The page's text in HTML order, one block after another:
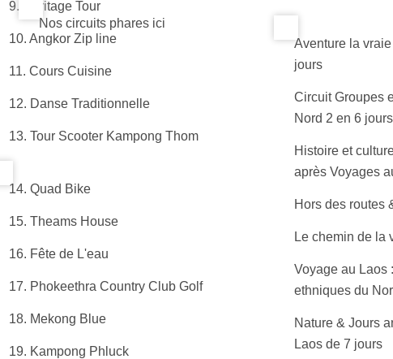
9. Héritage Tour
10. Angkor Zip line
11. Cours Cuisine
12. Danse Traditionnelle
13. Tour Scooter Kampong Thom
14. Quad Bike
15. Theams House
16. Fête de L'eau
17. Phokeethra Country Club Golf
18. Mekong Blue
19. Kampong Phluck
Nos circuits phares ici
Aventure la
jours
Circuit Groupes
Nord 2 en 6 jours
Histoire et
après Voyages
Hors des routes
Le chemin de la
Voyage au Laos
ethniques du
Nature & Jours
Laos de 7 jours